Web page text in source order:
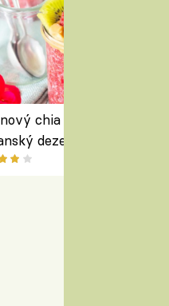
chia pudink s
dezert plný ovoce a